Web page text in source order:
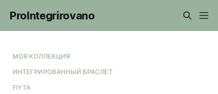
ProIntegrirovano
МОЯ КОЛЛЕКЦИЯ
ИНТЕГРИРОВАННЫЙ БРАСЛЕТ
FIYTA